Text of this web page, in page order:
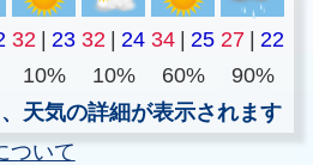
32 23 32 24 34 25 27
22
10% 10% 60%
90%
天気の詳細が表示されます
ついて